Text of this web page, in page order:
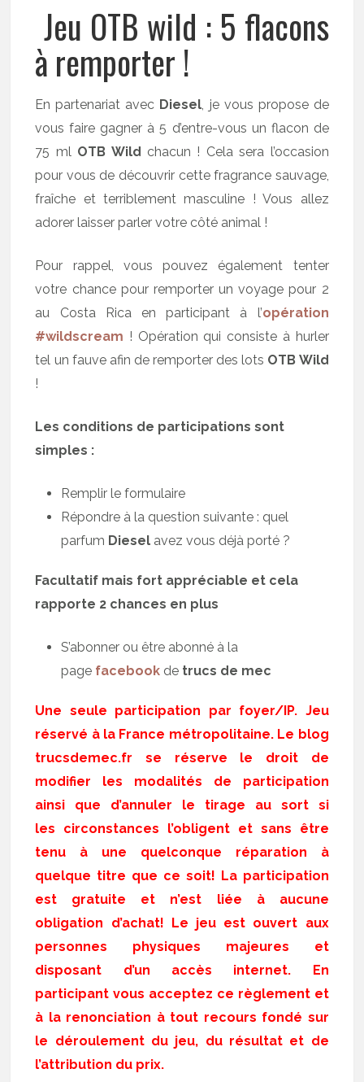
Jeu OTB wild : 5 flacons
à remporter !
En partenariat avec Diesel , je vous propose de
vous faire gagner à 5 d’entre-vous un flacon de
75 ml OTB Wild chacun ! Cela sera l’occasion
pour vous de découvrir cette fragrance sauvage,
fraîche et terriblement masculine ! Vous allez
adorer laisser parler votre côté animal !
Pour rappel, vous pouvez également tenter
votre chance pour remporter un voyage pour 2
au Costa Rica en participant à l’opération
#wildscream ! Opération qui consiste à hurler
tel un fauve afin de remporter des lots OTB Wild
!
Les conditions de participations sont
simples :
Remplir le formulaire
Répondre à la question suivante : quel
parfum Diesel avez vous déjà porté ?
Facultatif mais fort appréciable et cela
rapporte 2 chances en plus
S’abonner ou être abonné à la
page facebook de trucs de mec
Une seule participation par foyer/IP. Jeu
réservé à la France métropolitaine. Le blog
trucsdemec.fr se réserve le droit de
modifier les modalités de participation
ainsi que d’annuler le tirage au sort si
les circonstances l’obligent et sans être
tenu à une quelconque réparation à
quelque titre que ce soit! La participation
est gratuite et n’est liée à aucune
obligation d’achat! Le jeu est ouvert aux
personnes physiques majeures et
disposant d’un accès internet. En
participant vous acceptez ce règlement et
à la renonciation à tout recours fondé sur
le déroulement du jeu, du résultat et de
l’attribution du prix.